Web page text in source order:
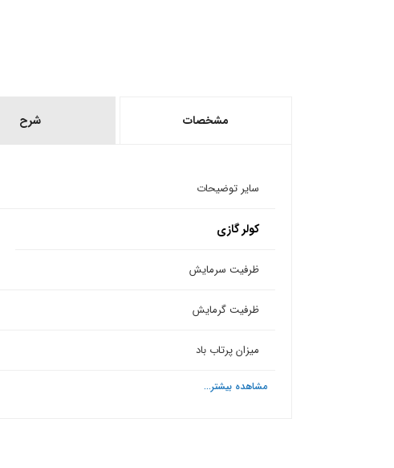
مشخصات شرح
سایر توضیحات
کولر گازی
ظرفیت سرمایش
ظرفیت گرمایش
میزان پرتاب باد
مشاهده بیشتر...